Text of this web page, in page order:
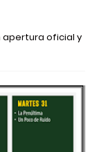
apertura oficial y